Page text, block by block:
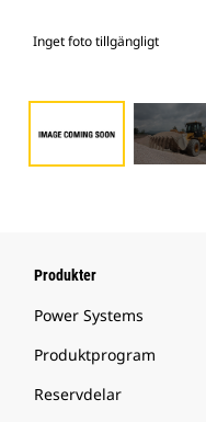
Inget foto tillgängligt
Produkter
Power Systems
Produktprogram
Reservdelar